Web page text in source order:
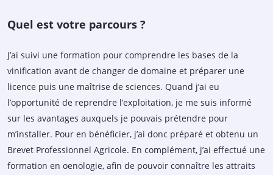
Quel est votre parcours ?
J’ai suivi une formation pour comprendre les bases de la
vinification avant de changer de domaine et préparer une
licence puis une maîtrise de sciences. Quand j’ai eu
l’opportunité de reprendre l’exploitation, je me suis informé
sur les avantages auxquels je pouvais prétendre pour
m’installer. Pour en bénéficier, j’ai donc préparé et obtenu un
Brevet Professionnel Agricole. En complément, j’ai effectué une
formation en oenologie, afin de pouvoir connaître les attraits